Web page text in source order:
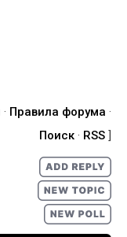
· Правила форума ·
Поиск · RSS ]